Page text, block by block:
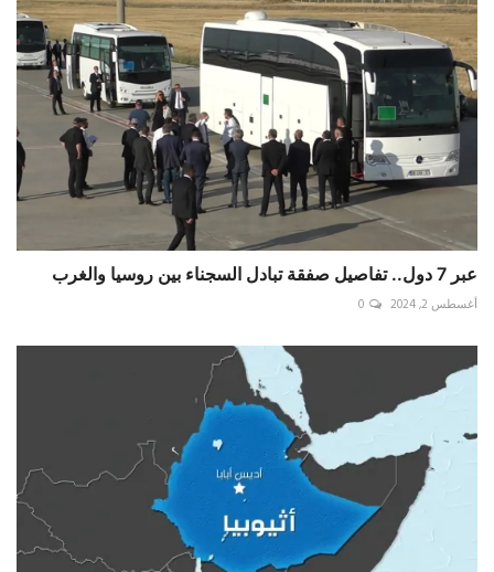
عبر 7 دول.. تفاصيل صفقة تبادل السجناء بين روسيا والغرب
أغسطس 2, 2024 0